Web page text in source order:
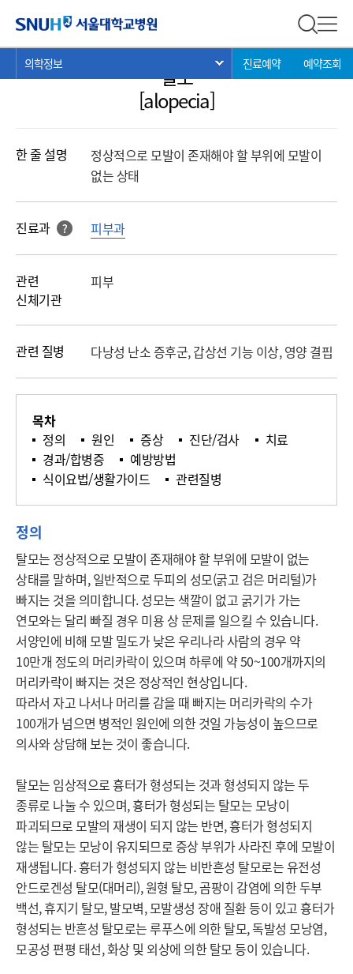
전체 검
현
재
의학정보 서브 메뉴 목록 열기
진료예약 예약조회
의학정보
탈모
[alopecia]
한 줄 설명
정상적으로 모발이 존재해야 할 부위에 모발이
없는 상태
진료과 해당 과를 클릭 하면진료과로 바로 연결됩니다.
피부과
관련
신체기관
피부
관련 질병 다낭성 난소 증후군, 갑상선 기능 이상, 영양 결핍
목차
정의
원인 증상 진단/검사
치료
경과/합병증
예방방법
식이요법/생활가이드
관련질병
정의
탈모는 정상적으로 모발이 존재해야 할 부위에 모발이 없는
상태를 말하며, 일반적으로 두피의 성모(굵고 검은 머리털)가
빠지는 것을 의미합니다. 성모는 색깔이 없고 굵기가 가는
연모와는 달리 빠질 경우 미용 상 문제를 일으킬 수 있습니다.
서양인에 비해 모발 밀도가 낮은 우리나라 사람의 경우 약
10만개 정도의 머리카락이 있으며 하루에 약 50~100개까지의
머리카락이 빠지는 것은 정상적인 현상입니다.
따라서 자고 나서나 머리를 감을 때 빠지는 머리카락의 수가
100개가 넘으면 병적인 원인에 의한 것일 가능성이 높으므로
의사와 상담해 보는 것이 좋습니다.
탈모는 임상적으로 흉터가 형성되는 것과 형성되지 않는 두
종류로 나눌 수 있으며, 흉터가 형성되는 탈모는 모낭이
파괴되므로 모발의 재생이 되지 않는 반면, 흉터가 형성되지
않는 탈모는 모낭이 유지되므로 증상 부위가 사라진 후에 모발이
재생됩니다. 흉터가 형성되지 않는 비반흔성 탈모로는 유전성
안드로겐성 탈모(대머리), 원형 탈모, 곰팡이 감염에 의한 두부
백선, 휴지기 탈모, 발모벽, 모발생성 장애 질환 등이 있고 흉터가
형성되는 반흔성 탈모로는 루푸스에 의한 탈모, 독발성 모낭염,
모공성 편평 태선, 화상 및 외상에 의한 탈모 등이 있습니다.